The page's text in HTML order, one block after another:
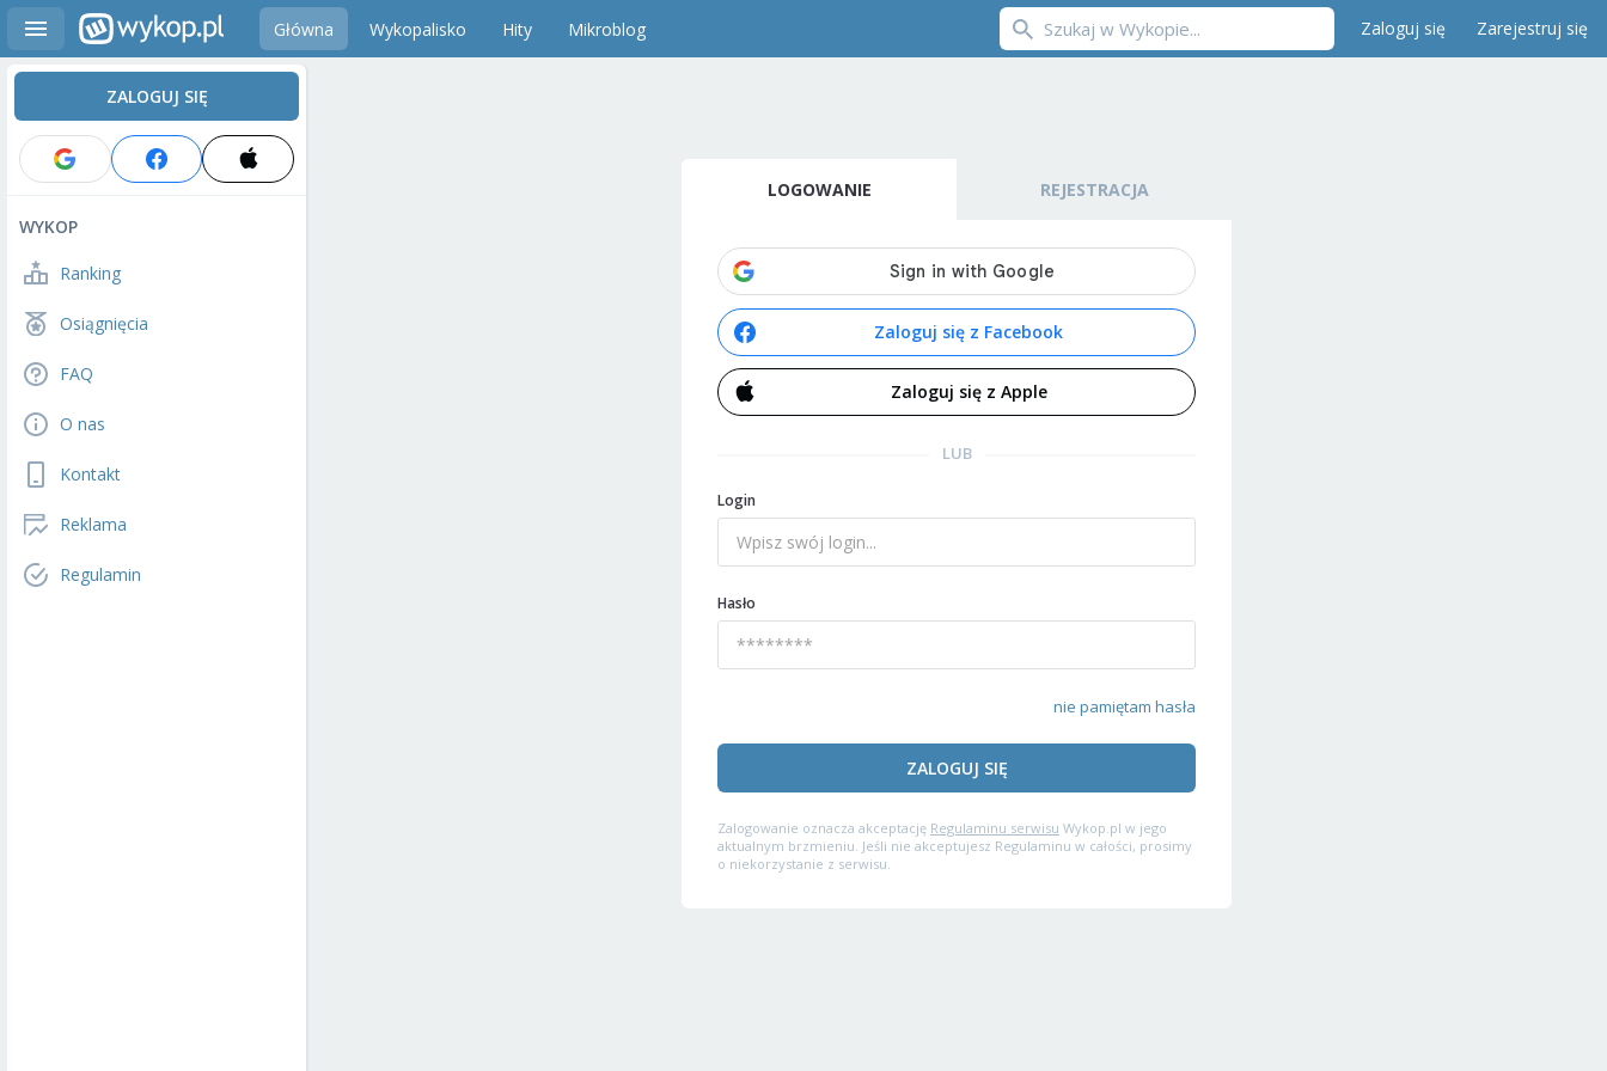
Główna Wykopalisko Hity Mikroblog Zaloguj się Zarejestruj się
ZALOGUJ SIĘ
WYKOP
Ranking
Osiągnięcia
FAQ
O nas
Kontakt
Reklama
Regulamin
LOGOWANIE REJESTRACJA
Zaloguj się z Facebook
Zaloguj się z Apple
LUB
Login
Hasło
nie pamiętam hasła
ZALOGUJ SIĘ
Zalogowanie oznacza akceptację Regulaminu serwisu Wykop.pl w jego
aktualnym brzmieniu. Jeśli nie akceptujesz Regulaminu w całości, prosimy
o niekorzystanie z serwisu.